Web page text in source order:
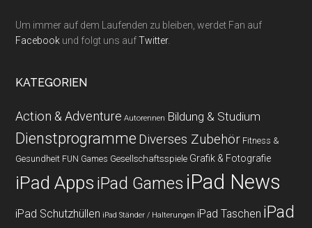
Um immer auf dem Laufenden zu bleiben, werdet Fan auf
Facebook und folgt uns aufTwitter.
KATEGORIEN
Action & Adventure Autorennen Bildung & Studium
Dienstprogramme Diverses Zubehör Fitness &
Gesundheit FUN Games Gesellschaftsspiele Grafik & Fotografie
iPad Apps iPad Games iPad News
iPad Schutzhüllen iPad Ständer / Halterungen iPad Taschen iPad